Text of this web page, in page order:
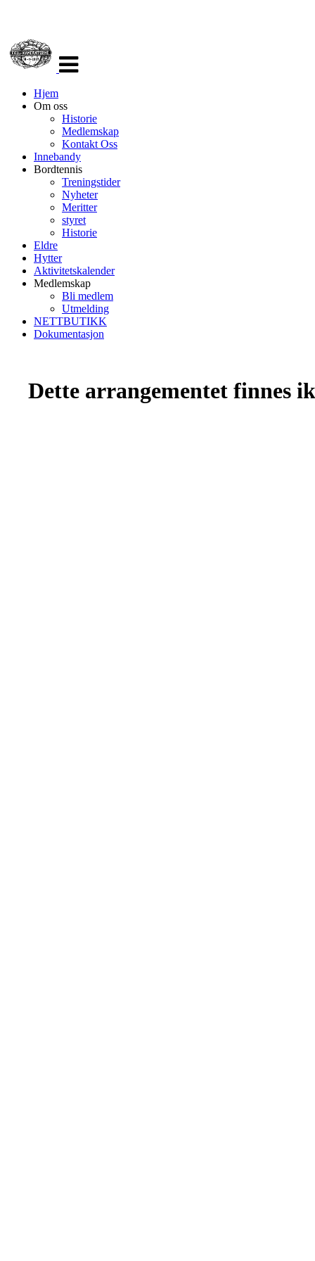
navigasjon
Hjem
Om oss
Historie
Medlemskap
Kontakt Oss
Innebandy
Bordtennis
Treningstider
Nyheter
Meritter
styret
Historie
Eldre
Hytter
Aktivitetskalender
Medlemskap
Bli medlem
Utmelding
NETTBUTIKK
Dokumentasjon
Dette arrangementet finnes